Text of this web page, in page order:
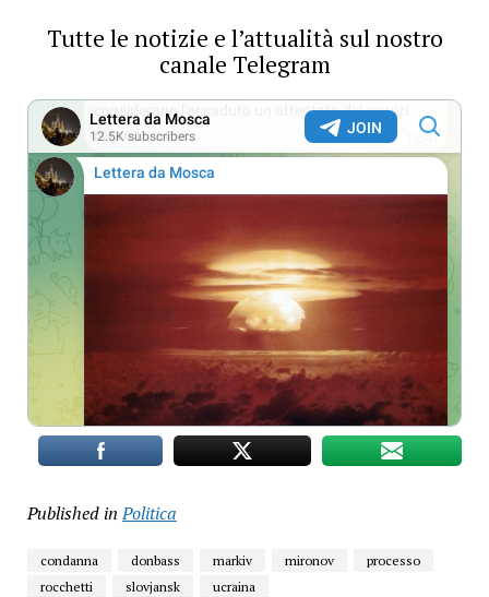
Tutte le notizie e l’attualità sul nostro
canale Telegram
Published in Politica
condanna donbass markiv mironov
processo
rocchetti
slovjansk ucraina